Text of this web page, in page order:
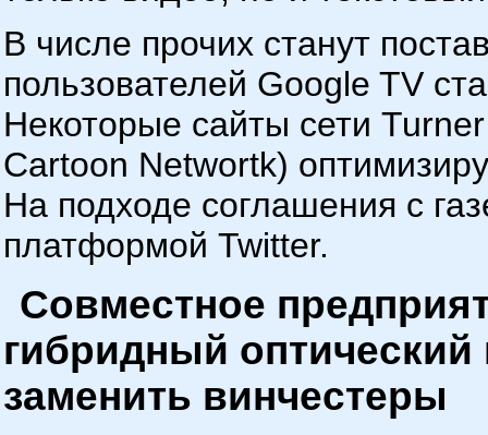
В числе прочих станут
пользователей Google TV
Некоторые сайты сети
Cartoon Networtk)
На подходе соглашения с
платформой Twitter.
Совместное
гибридный
заменить винчестеры